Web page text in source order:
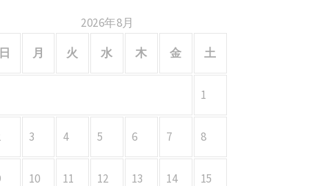
2026年8月
月 火 水 木 金 土
1
3 4 5 6 7 8
10 11 12 13 14 15